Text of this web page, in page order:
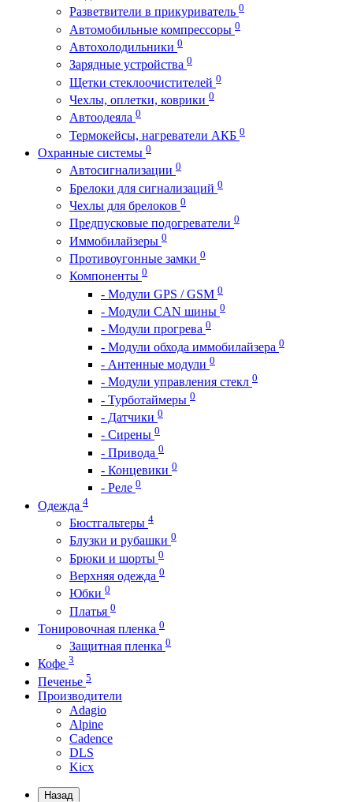
Разветвители в прикуриватель 0
Автомобильные компрессоры 0
Автохолодильники 0
Зарядные устройства 0
Щетки стеклоочистителей 0
Чехлы, оплетки, коврики 0
Автоодеяла 0
Термокейсы, нагреватели АКБ 0
Охранные системы 0
Автосигнализации 0
Брелоки для сигнализаций 0
Чехлы для брелоков 0
Предпусковые подогреватели 0
Иммобилайзеры 0
Противоугонные замки 0
Компоненты 0
- Модули GPS / GSM 0
- Модули CAN шины 0
- Модули прогрева 0
- Модули обхода иммобилайзера 0
- Антенные модули 0
- Модули управления стекл 0
- Турботаймеры 0
- Датчики 0
- Сирены 0
- Привода 0
- Концевики 0
- Реле 0
Одежда 4
Бюстгальтеры 4
Блузки и рубашки 0
Брюки и шорты 0
Верхняя одежда 0
Юбки 0
Платья 0
Тонировочная пленка 0
Защитная пленка 0
Кофе 3
Печенье 5
Производители
Adagio
Alpine
Cadence
DLS
Kicx
Назад